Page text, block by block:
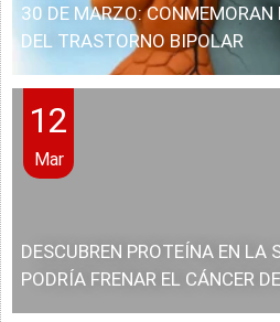
30 DE MARZO:
DEL TRASTORNO BIPOLAR
12
Mar
DESCUBREN PROTEÍNA EN LA
PODRÍA FRENAR EL CÁNCER